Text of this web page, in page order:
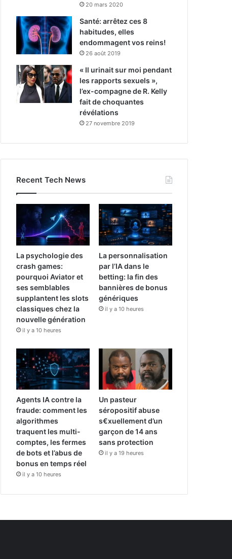
20 mars 2020
Santé: arrêtez ces 8
habitudes, elles
endommagent vos reins!
26 août 2019
« Il urinait sur moi pendant
les rapports sexuels »,
l’ex-compagne de R. Kelly
fait de choquantes
révélations
27 novembre 2019
Recent Tech News
La psychologie des
crash games:
pourquoi Aviator et
ses semblables
supplantent les slots
classiques chez la
nouvelle génération
il y a 10 heures
La personnalisation
par l’IA dans le
betting: la fin des
bannières de bonus
génériques
il y a 10 heures
Agents IA contre la
fraude: comment les
algorithmes
traquent les multi-
comptes, les fermes
de bots et l’abus de
bonus en temps réel
il y a 10 heures
Un pasteur
séropositif abuse
s€xuellement d’un
garçon de 14 ans
sans protection
il y a 19 heures